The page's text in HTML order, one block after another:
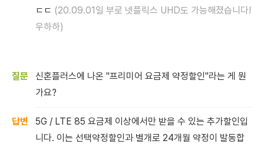
ㄷㄷ (20.09.01일 부로 넷플릭스 UHD도 가능해졌습니다!
우하하)
신혼플러스에 나온 "프리미어 요금제 약정할인"라는 게 뭔
가요?
5G / LTE 85 요금제 이상에서만 받을 수 있는 추가할인입
니다. 이는 선택약정할인과 별개로 24개월 약정이 발동합